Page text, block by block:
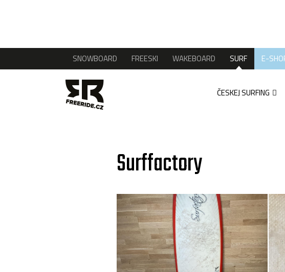
SNOWBOARD FREESKI WAKEBOARD SURF E-
ČESKEJ SURFING
Surffactory